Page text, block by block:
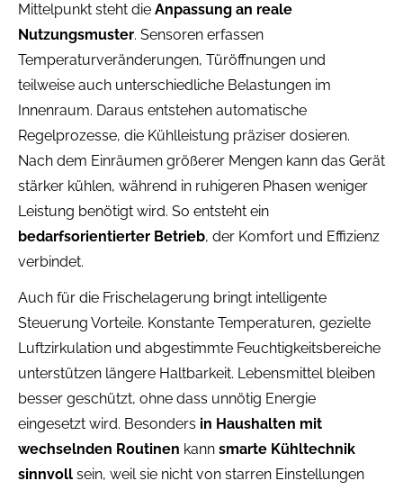
Mittelpunkt steht die Anpassung an reale
Nutzungsmuster. Sensoren erfassen
Temperaturveränderungen, Türöffnungen und
teilweise auch unterschiedliche Belastungen im
Innenraum. Daraus entstehen automatische
Regelprozesse, die Kühlleistung präziser dosieren.
Nach dem Einräumen größerer Mengen kann das Gerät
stärker kühlen, während in ruhigeren Phasen weniger
Leistung benötigt wird. So entsteht ein
bedarfsorientierter Betrieb, der Komfort und Effizienz
verbindet.
Auch für die Frischelagerung bringt intelligente
Steuerung Vorteile. Konstante Temperaturen, gezielte
Luftzirkulation und abgestimmte Feuchtigkeitsbereiche
unterstützen längere Haltbarkeit. Lebensmittel bleiben
besser geschützt, ohne dass unnötig Energie
eingesetzt wird. Besonders in Haushalten mit
wechselnden Routinen kann smarte Kühltechnik
sinnvoll sein, weil sie nicht von starren Einstellungen